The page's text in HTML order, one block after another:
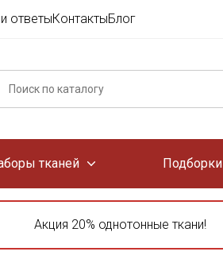
ответыКонтактыБлог
тканей Подборки
Акция 20% однотонные ткани!